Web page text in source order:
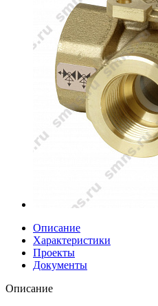
Описание
Характеристики
Проекты
Документы
Описание